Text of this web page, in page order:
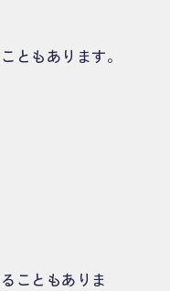
ともあります。
こともありま